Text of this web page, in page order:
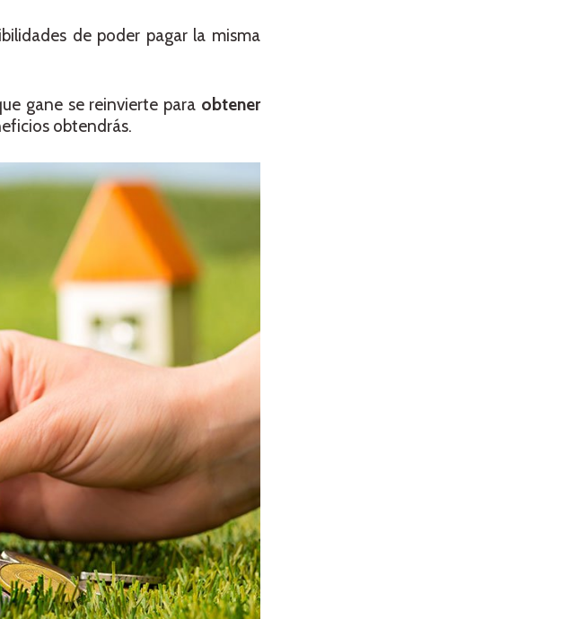
de poder pagar la misma
gane se reinvierte para obtener
obtendrás.